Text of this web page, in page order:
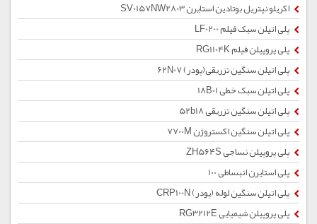
اکریلو نیتریل بوتادین استایرن SV0157NW2803
پلی اتیلن سبک فیلم LF0200
پلی پروپیلن فیلم RG1104K
پلی اتیلن سنگین تزریقی(پودر) 62N07
پلی اتیلن سبک خطی 18B01
پلی اتیلن سنگین تزریقی 52b18
پلی اتیلن سنگین اکستروژن 7700M
پلی پروپیلن نساجی ZH564S
پلی استایرن انبساطی 100
پلی اتیلن سنگین لوله (پودر) CRP100N
پلی پروپیلن شیمیایی RG3212E